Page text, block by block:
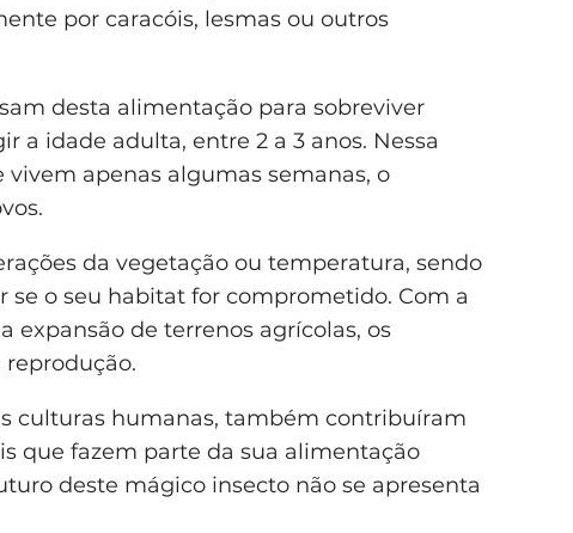
por caracóis, lesmas ou outros
desta alimentação para sobreviver
idade adulta, entre 2 a 3 anos. Nessa
apenas algumas semanas, o
da vegetação ou temperatura, sendo
se o seu habitat for comprometido. Com a
expansão de terrenos agrícolas, os
culturas humanas, também contribuíram
que fazem parte da sua alimentação
deste mágico insecto não se apresenta